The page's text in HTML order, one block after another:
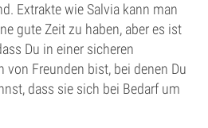
Extrakte wie Salvia kann man
gute Zeit zu haben, aber es ist
Du in einer sicheren
von Freunden bist, bei denen Du
dass sie sich bei Bedarf um